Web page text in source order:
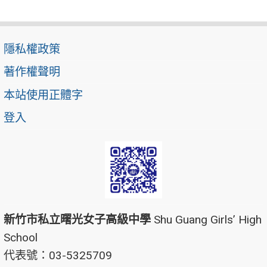
隱私權政策
著作權聲明
本站使用正體字
登入
新竹市私立曙光女子高級中學 Shu Guang Girls’ High
School
代表號：03-5325709